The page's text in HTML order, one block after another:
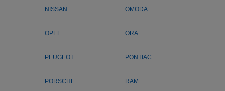
NISSAN OMODA
OPEL ORA
PEUGEOT PONTIAC
PORSCHE RAM